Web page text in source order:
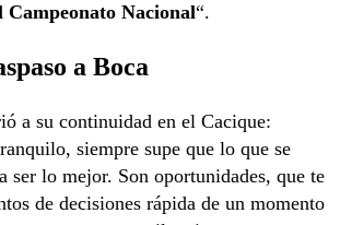
Nacional“.
a Boca
a su continuidad en el Cacique:
siempre supe que lo que se
ser lo mejor. Son oportunidades, que te
de decisiones rápida de un momento